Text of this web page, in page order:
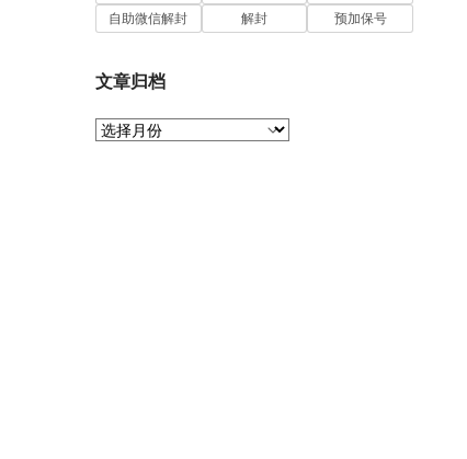
自助微信解封
解封 预加保号
文章归档
文